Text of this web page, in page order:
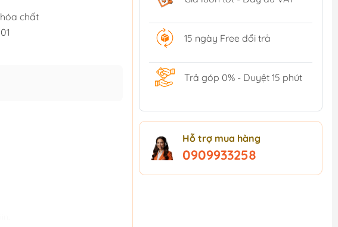
chất
15 ngày Free đổi trả
Trả góp 0% - Duyệt 15 phút
Hỗ trợ mua hàng
0909933258